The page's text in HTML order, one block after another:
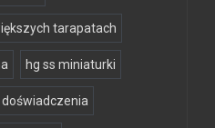
tarapatach
hg ss miniaturki